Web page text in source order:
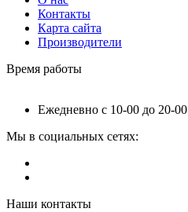
Контакты
Карта сайта
Производители
Время работы
Ежедневно с 10-00 до 20-00
Мы в социальных сетях:
Наши контакты